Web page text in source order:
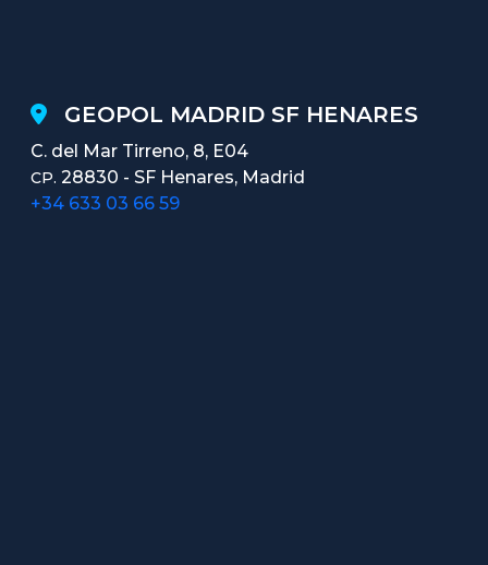
GEOPOL MADRID SF HENARES
C. del Mar Tirreno, 8, E04
CP. 28830 - SF Henares, Madrid
+34 633 03 66 59